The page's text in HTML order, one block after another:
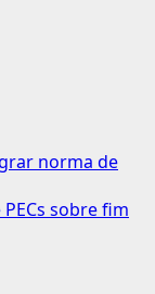
norma de
sobre fim